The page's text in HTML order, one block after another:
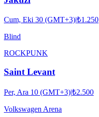
Cum, Eki 30 (GMT+3)|₺1.250
Blind
ROCKPUNK
Saint Levant
Per, Ara 10 (GMT+3)|₺2.500
Volkswagen Arena